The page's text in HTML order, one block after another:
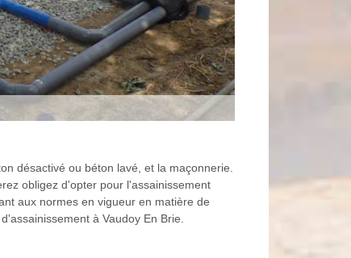
désactivé ou béton lavé, et la maçonnerie.
obligez d'opter pour l'assainissement
aux normes en vigueur en matière de
à Vaudoy En Brie.